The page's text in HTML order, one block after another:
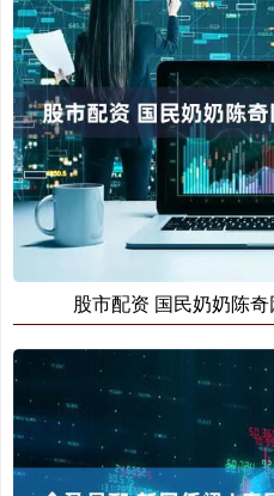
股市配资 国民奶奶陈